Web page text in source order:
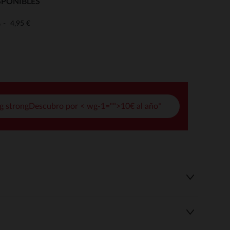
de privacidad, garantizando el cumplimiento de las
4,95 €
strongDescubro por < wg-1="">10€ al año*